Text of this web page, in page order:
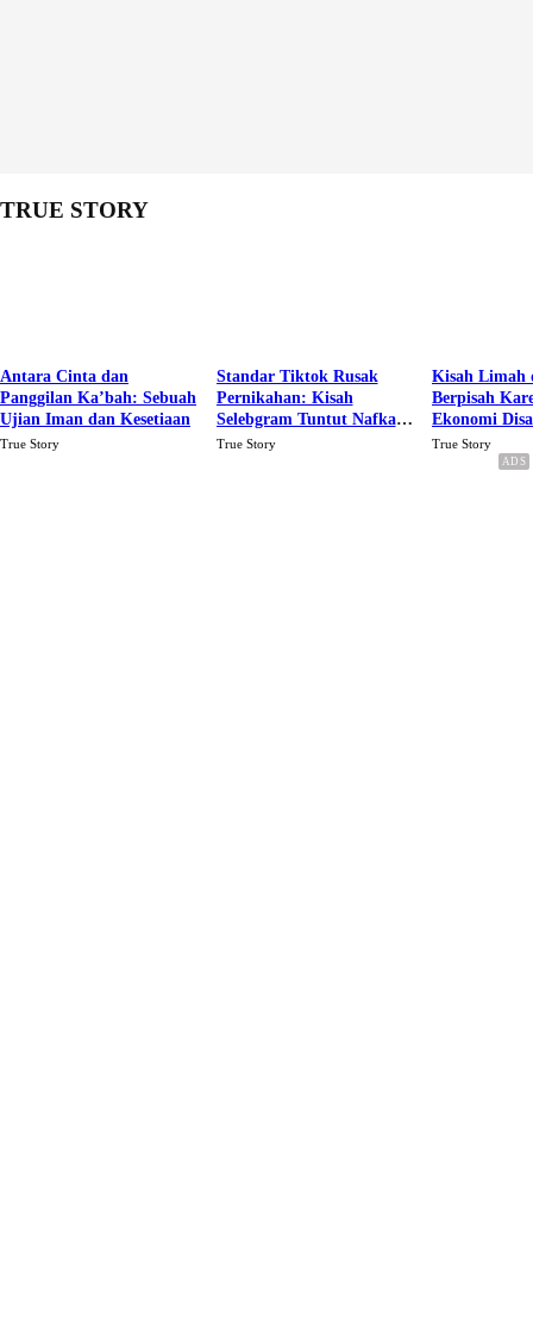
TRUE STORY
Antara Cinta dan
Panggilan Ka’bah: Sebuah
Ujian Iman dan Kesetiaan
True Story
Standar Tiktok Rusak
Pernikahan: Kisah
Selebgram Tuntut Nafkah
Rp.15 Juta Perbulan
True Story
Kisah Limah
Berpisah
Ekonomi
Karena Cinta
True Story